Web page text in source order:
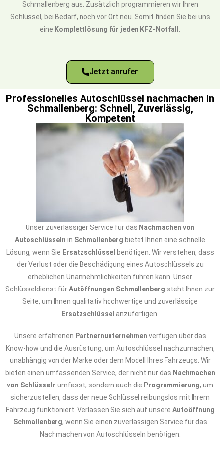
Schmallenberg aus. Zusätzlich programmieren wir Ihren
Schlüssel, bei Bedarf, noch vor Ort neu. Somit finden Sie bei uns
eine Komplettlösung für jeden KFZ-Notfall
Jetzt anrufen
Professionelles Autoschlüssel nachmachen in
Schmallenberg: Schnell, Zuverlässig,
Kompetent
Unser zuverlässiger Service für das Nachmachen von
Autoschlüsseln in Schmallenberg bietet Ihnen eine schnelle
Lösung, wenn Sie Ersatzschlüssel benötigen. Wir verstehen, dass
der Verlust oder die Beschädigung eines Autoschlüssels zu
erheblichen Unannehmlichkeiten führen kann. Unser
Schlüsseldienst fürAutöffnungen Schmallenberg steht Ihnen zur
Seite, um Ihnen qualitativ hochwertige und zuverlässige
Ersatzschlüssel anzufertigen.
Unsere erfahrenen Partnernunternehmen verfügen über das
Know-how und die Ausrüstung, um Autoschlüssel nachzumachen,
unabhängig von der Marke oder dem Modell Ihres Fahrzeugs. Wir
bieten einen umfassenden Service, der nicht nur das Nachmachen
von Schlüsseln umfasst, sondern auch die Programmierung, um
sicherzustellen, dass der neue Schlüssel reibungslos mit Ihrem
Fahrzeug funktioniert. Verlassen Sie sich auf unsere Autoöffnung
Schmallenberg, wenn Sie einen zuverlässigen Service für das
Nachmachen von Autoschlüsseln benötigen.